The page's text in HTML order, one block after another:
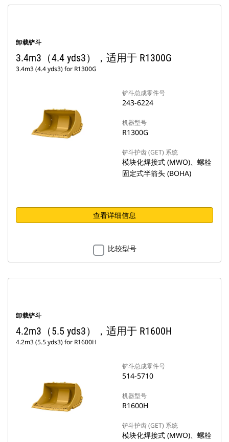
卸载铲斗
3.4m3（4.4 yds3），适用于 R1300G
3.4m3 (4.4 yds3) for R1300G
铲斗总成零件号
243-6224
机器型号
R1300G
铲斗护齿 (GET) 系统
模块化焊接式 (MWO)、螺栓
固定式半箭头 (BOHA)
查看详细信息
比较型号
卸载铲斗
4.2m3（5.5 yds3），适用于 R1600H
4.2m3 (5.5 yds3) for R1600H
铲斗总成零件号
514-5710
机器型号
R1600H
铲斗护齿 (GET) 系统
模块化焊接式 (MWO)、螺栓